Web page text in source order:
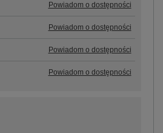
Powiadom o dostępności
Powiadom o dostępności
Powiadom o dostępności
Powiadom o dostępności